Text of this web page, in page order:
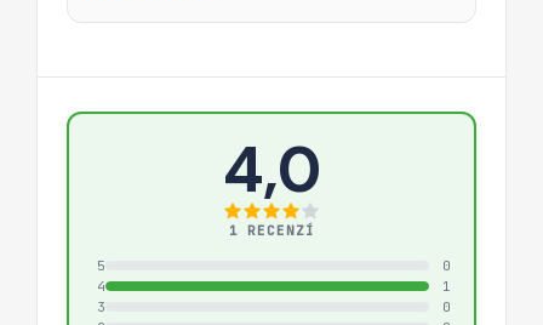
4,0
1 RECENZÍ
5
0
4
1
3
0